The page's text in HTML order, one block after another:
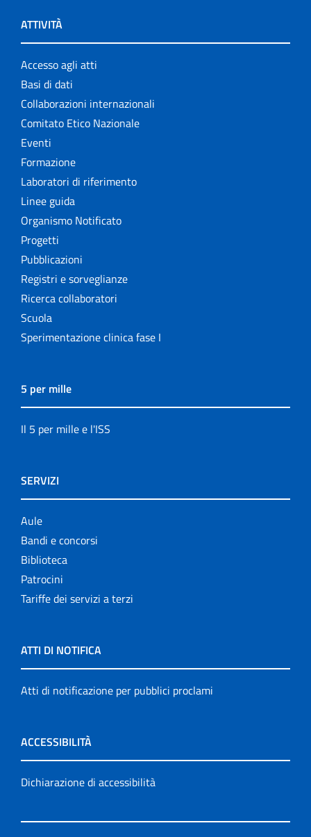
ATTIVITÀ
Accesso agli atti
Basi di dati
Collaborazioni internazionali
Comitato Etico Nazionale
Eventi
Formazione
Laboratori di riferimento
Linee guida
Organismo Notificato
Progetti
Pubblicazioni
Registri e sorveglianze
Ricerca collaboratori
Scuola
Sperimentazione clinica fase I
5 per mille
Il 5 per mille e l'ISS
SERVIZI
Aule
Bandi e concorsi
Biblioteca
Patrocini
Tariffe dei servizi a terzi
ATTI DI NOTIFICA
Atti di notificazione per pubblici proclami
ACCESSIBILITÀ
Dichiarazione di accessibilità